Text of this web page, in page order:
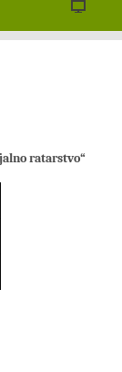
ratarstvo“